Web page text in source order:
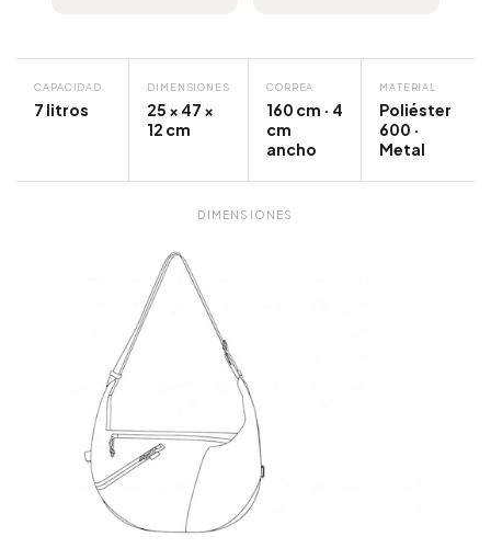
CAPACIDAD
7 litros
DIMENSIONES
25 × 47 ×
12 cm
CORREA
160 cm · 4
cm
ancho
MATERIAL
Poliéster
600 ·
Metal
DIMENSIONES